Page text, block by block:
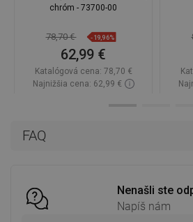
FAQ
Nenašli ste
Napíš nám
chróm - 73700-00
78,70 € -19,96%
62,99 €
Katalógová cena: 78,70 €
Najnižšia cena: 62,99 €